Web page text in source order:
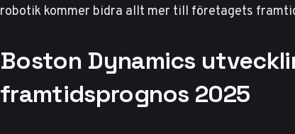
robotik kommer bidra allt mer till företagets
Boston Dynamics
framtidsprognos 2025